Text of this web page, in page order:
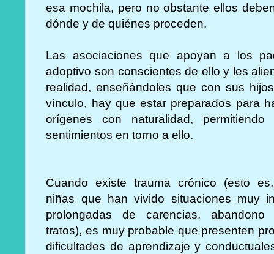
esa mochila, pero no obstante ellos
dónde y de quiénes proceden.
Las asociaciones que apoyan a los
adoptivo son conscientes de ello y les
realidad, enseñándoles que con sus
vínculo, hay que estar preparados para
orígenes con naturalidad,
sentimientos en torno a ello.
Cuando existe trauma crónico (esto
niñas que han vivido situaciones muy
prolongadas de carencias,
tratos), es muy probable que presenten
dificultades de aprendizaje y